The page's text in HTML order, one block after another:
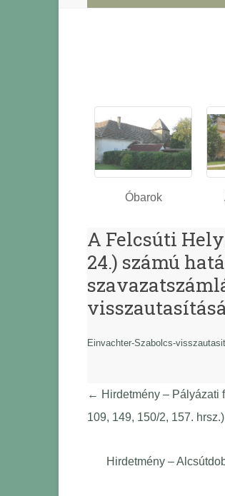
Óbarok
A Felcsúti
24.) számú
Einvachter-Szabolcs-
← Hirdetmény – Pályázati
109, 149, 150/2, 157. hrsz.)
Hirdetmény –